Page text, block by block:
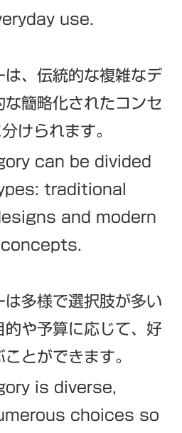
use.
は、伝統的な複雑なデ
な簡略化されたコンセ
けられます。
can be divided
traditional
and modern
は多様で選択肢が多い
的や予算に応じて、好
とができます。
is diverse,
choices so